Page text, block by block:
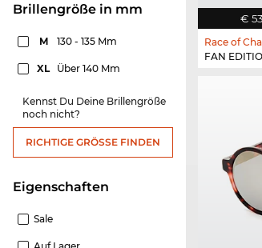
Brillengröße in mm
M 130 - 135 Mm
XL Über 140 Mm
Kennst Du Deine Brillengröße
noch nicht?
RICHTIGE GRÖSSE FINDEN
Eigenschaften
Sale
€
Race of
FAN